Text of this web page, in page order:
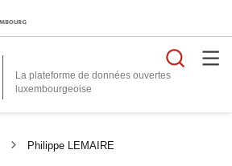
La plateforme de données ouvertes
Philippe LEMAIRE